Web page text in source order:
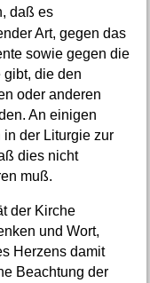
daß es
Art, gegen das
sowie gegen die
gibt, die den
oder anderen
An einigen
der Liturgie zur
dies nicht
muß.
der Kirche
und Wort,
Herzens damit
Beachtung der